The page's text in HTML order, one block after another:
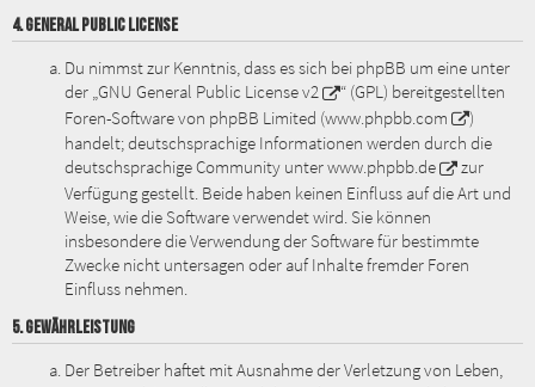
4. GENERAL PUBLIC LICENSE
Du nimmst zur Kenntnis, dass es sich bei phpBB um eine unter
der „GNU General Public License v2
“ (GPL) bereitgestellten
Foren-Software von phpBB Limited (www.phpbb.com
)
handelt; deutschsprachige Informationen werden durch die
deutschsprachige Community unterwww.phpbb.de
zur
Verfügung gestellt. Beide haben keinen Einfluss auf die Art und
Weise, wie die Software verwendet wird. Sie können
insbesondere die Verwendung der Software für bestimmte
Zwecke nicht untersagen oder auf Inhalte fremder Foren
Einfluss nehmen.
5. GEWÄHRLEISTUNG
Der Betreiber haftet mit Ausnahme der Verletzung von Leben,